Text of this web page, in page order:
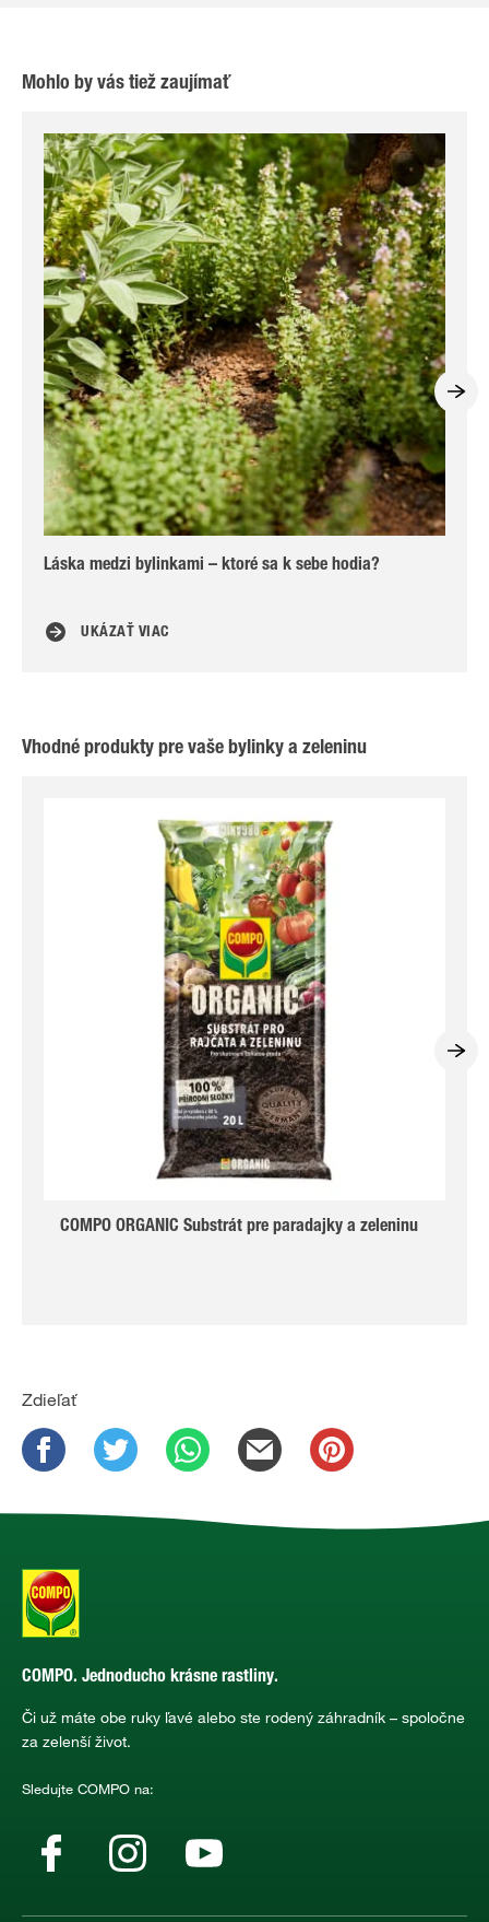
Mohlo by vás tiež zaujímať
Láska medzi bylinkami – ktoré sa k sebe hodia?
UKÁZAŤ VIAC
Vhodné produkty pre vaše bylinky a zeleninu
COMPO ORGANIC Substrát pre paradajky a zeleninu
Zdieľať
COMPO. Jednoducho krásne rastliny.
Či už máte obe ruky ľavé alebo ste rodený záhradník – spoločne
za zelenší život.
Sledujte COMPO na: